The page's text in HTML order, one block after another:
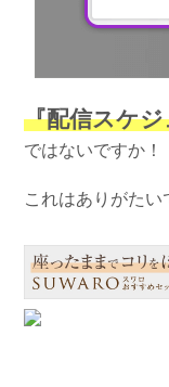
『配信スケ
ではないですか！
これはありがたい